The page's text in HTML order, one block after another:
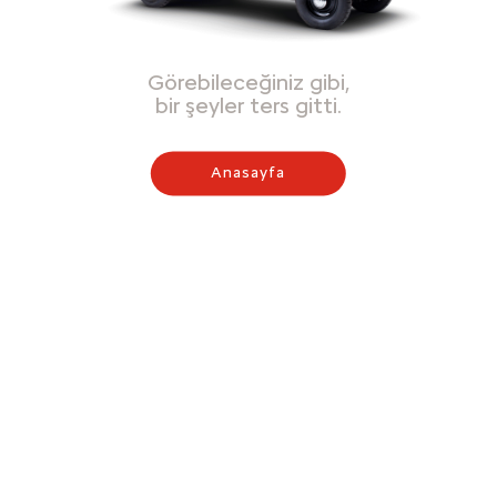
Görebileceğiniz gibi,
bir şeyler ters gitti.
Anasayfa